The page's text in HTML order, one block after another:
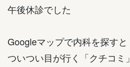
午後休診でした
Googleマップで内科を探すと
ついつい目が行く「クチコミ」